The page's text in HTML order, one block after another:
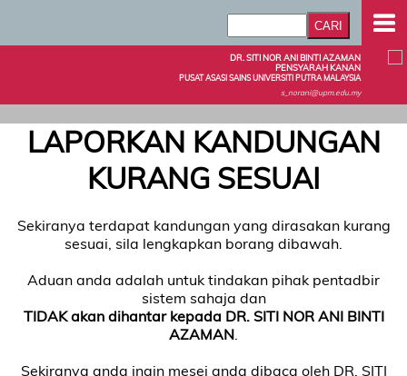
DR. SITI NOR ANI BINTI AZAMAN
PENSYARAH KANAN
PUSAT ASASI SAINS UNIVERSITI PUTRA MALAYSIA
s_norani@upm.edu.my
LAPORKAN KANDUNGAN
KURANG SESUAI
Sekiranya terdapat kandungan yang dirasakan kurang
sesuai, sila lengkapkan borang dibawah.
Aduan anda adalah untuk tindakan pihak pentadbir
sistem sahaja dan
TIDAK akan dihantar kepada DR. SITI NOR ANI BINTI
AZAMAN
Sekiranya anda ingin mesej anda dibaca oleh DR. SITI